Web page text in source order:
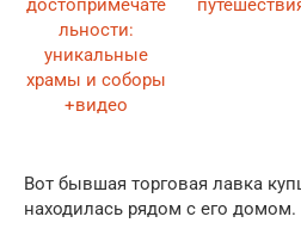
Вот бывшая торговая лавка
находилась рядом с его домом.